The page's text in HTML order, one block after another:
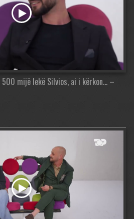
mijë lekë Silvios, ai i kërkon… –